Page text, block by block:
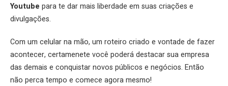
Youtube para te dar mais liberdade em suas criações e
divulgações.
Com um celular na mão, um roteiro criado e vontade de fazer
acontecer, certamenete você poderá destacar sua empresa
das demais e conquistar novos públicos e negócios. Então
não perca tempo e comece agora mesmo!